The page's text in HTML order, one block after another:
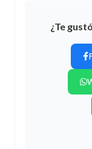
¿Te